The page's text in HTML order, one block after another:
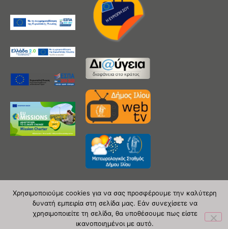
Copyright 2020 © Δήμος Ιλίου
| powered by Evolutionprojects
Χρησιμοποιούμε cookies για να σας προσφέρουμε την καλύτερη
δυνατή εμπειρία στη σελίδα μας. Εάν συνεχίσετε να
χρησιμοποιείτε τη σελίδα, θα υποθέσουμε πως είστε
ικανοποιημένοι με αυτό.